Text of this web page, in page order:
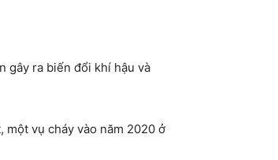
gây ra biến đổi khí hậu và
một vụ cháy vào năm 2020 ở